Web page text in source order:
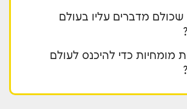
שכולם מדברים עליו בעולם
מומחיות כדי להיכנס לעולם